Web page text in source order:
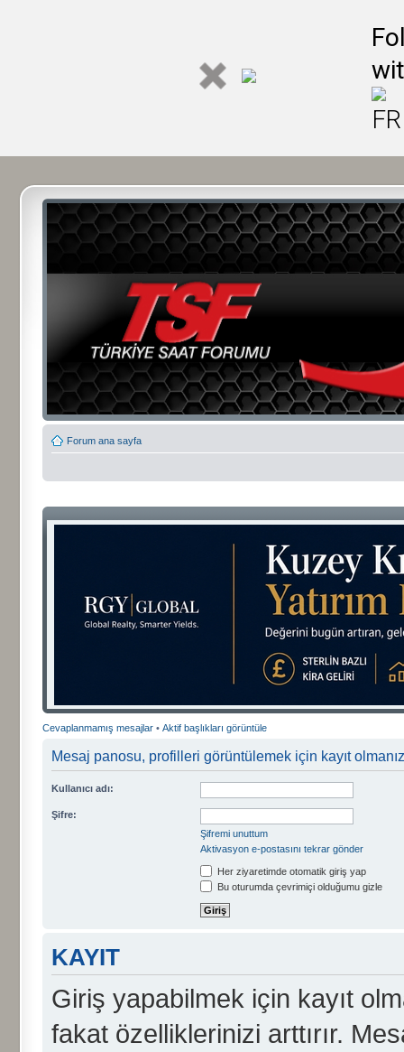
Forum ana sayfa
Cevaplanmamış mesajlar • Aktif başlıkları görüntüle
Mesaj panosu, profilleri görüntülemek için kayıt
Kullanıcı adı:
Şifre:
Şifremi unuttum
Aktivasyon e-postasını tekrar gönder
Her ziyaretimde otomatik giriş yap
Bu oturumda çevrimiçi olduğumu gizle
KAYIT
Giriş yapabilmek için kayıt
fakat özelliklerinizi arttırır.